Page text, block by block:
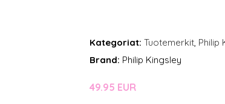
Kategoriat: Tuotemerkit, Philip
Brand: Philip Kingsley
49.95 EUR